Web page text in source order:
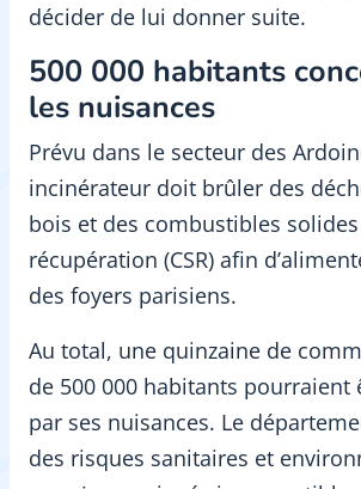
décider de lui donner suite.
500 000 habitants
les nuisances
Prévu dans le secteur des
incinérateur doit brûler des
bois et des combustibles
récupération (CSR) afin
des foyers parisiens.
Au total, une quinzaine de
de 500 000 habitants pourraient
par ses nuisances. Le
des risques sanitaires et